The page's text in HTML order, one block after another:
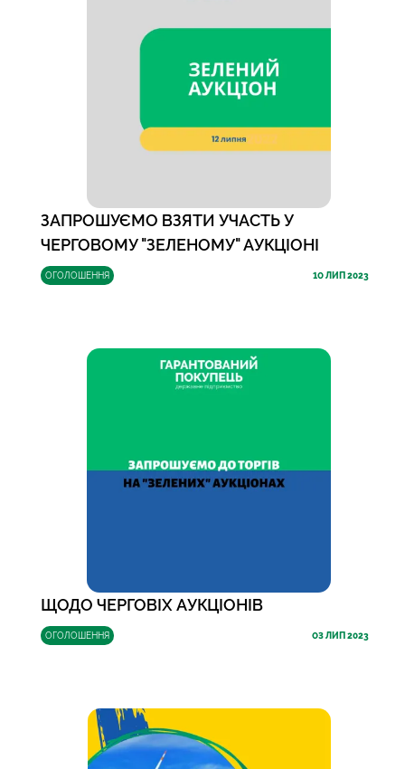
ОГОЛОШЕННЯ 10ЛИП 2023
ЗАПРОШУЄМО ВЗЯТИ УЧАСТЬ У
ЧЕРГОВОМУ "ЗЕЛЕНОМУ" АУКЦІОНІ
ОГОЛОШЕННЯ 03ЛИП 2023
ЩОДО ЧЕРГОВІХ АУКЦІОНІВ